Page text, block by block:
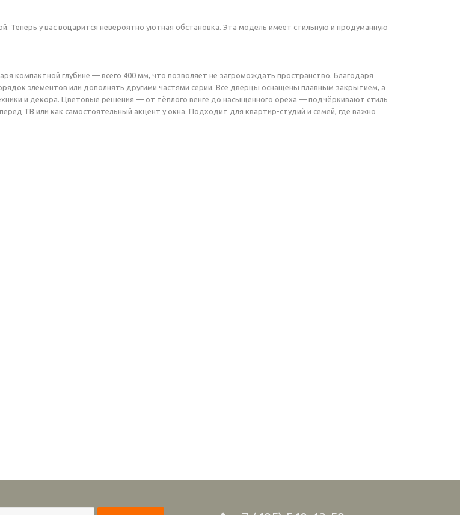
Теперь у вас воцарится невероятно уютная обстановка. Эта модель имеет стильную и продуманную
компактной глубине — всего 400 мм, что позволяет не загромождать пространство. Благодаря
элементов или дополнять другими частями серии. Все дверцы оснащены плавным закрытием, а
и декора. Цветовые решения — от тёплого венге до насыщенного ореха — подчёркивают стиль
ТВ или как самостоятельный акцент у окна. Подходит для квартир-студий и семей, где важно